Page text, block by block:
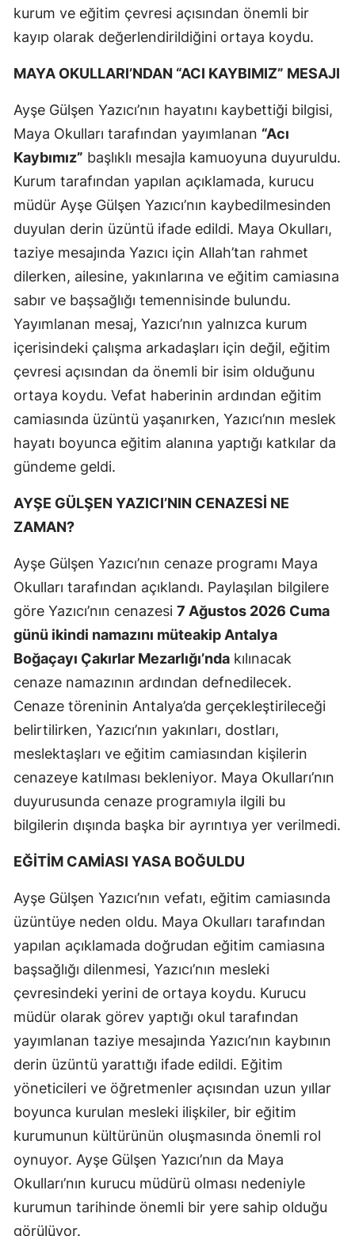
kurum ve eğitim çevresi açısından önemli bir
kayıp olarak değerlendirildiğini ortaya koydu.
MAYA OKULLARI’NDAN “ACI KAYBIMIZ” MESAJI
Ayşe Gülşen Yazıcı’nın hayatını kaybettiği bilgisi,
Maya Okulları tarafından yayımlanan “Acı
Kaybımız” başlıklı mesajla kamuoyuna duyuruldu.
Kurum tarafından yapılan açıklamada, kurucu
müdür Ayşe Gülşen Yazıcı’nın kaybedilmesinden
duyulan derin üzüntü ifade edildi. Maya Okulları,
taziye mesajında Yazıcı için Allah’tan rahmet
dilerken, ailesine, yakınlarına ve eğitim camiasına
sabır ve başsağlığı temennisinde bulundu.
Yayımlanan mesaj, Yazıcı’nın yalnızca kurum
içerisindeki çalışma arkadaşları için değil, eğitim
çevresi açısından da önemli bir isim olduğunu
ortaya koydu. Vefat haberinin ardından eğitim
camiasında üzüntü yaşanırken, Yazıcı’nın meslek
hayatı boyunca eğitim alanına yaptığı katkılar da
gündeme geldi.
AYŞE GÜLŞEN YAZICI’NIN CENAZESİ NE
ZAMAN?
Ayşe Gülşen Yazıcı’nın cenaze programı Maya
Okulları tarafından açıklandı. Paylaşılan bilgilere
göre Yazıcı’nın cenazesi 7 Ağustos 2026 Cuma
günü ikindi namazını müteakip Antalya
Boğaçayı Çakırlar Mezarlığı’nda kılınacak
cenaze namazının ardından defnedilecek.
Cenaze töreninin Antalya’da gerçekleştirileceği
belirtilirken, Yazıcı’nın yakınları, dostları,
meslektaşları ve eğitim camiasından kişilerin
cenazeye katılması bekleniyor. Maya Okulları’nın
duyurusunda cenaze programıyla ilgili bu
bilgilerin dışında başka bir ayrıntıya yer verilmedi.
EĞİTİM CAMİASI YASA BOĞULDU
Ayşe Gülşen Yazıcı’nın vefatı, eğitim camiasında
üzüntüye neden oldu. Maya Okulları tarafından
yapılan açıklamada doğrudan eğitim camiasına
başsağlığı dilenmesi, Yazıcı’nın mesleki
çevresindeki yerini de ortaya koydu. Kurucu
müdür olarak görev yaptığı okul tarafından
yayımlanan taziye mesajında Yazıcı’nın kaybının
derin üzüntü yarattığı ifade edildi. Eğitim
yöneticileri ve öğretmenler açısından uzun yıllar
boyunca kurulan mesleki ilişkiler, bir eğitim
kurumunun kültürünün oluşmasında önemli rol
oynuyor. Ayşe Gülşen Yazıcı’nın da Maya
Okulları’nın kurucu müdürü olması nedeniyle
kurumun tarihinde önemli bir yere sahip olduğu
görülüyor.